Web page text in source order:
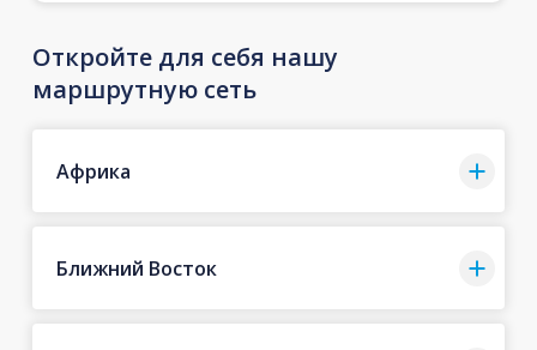
Откройте для себя нашу
маршрутную сеть
Африка
Ближний Восток